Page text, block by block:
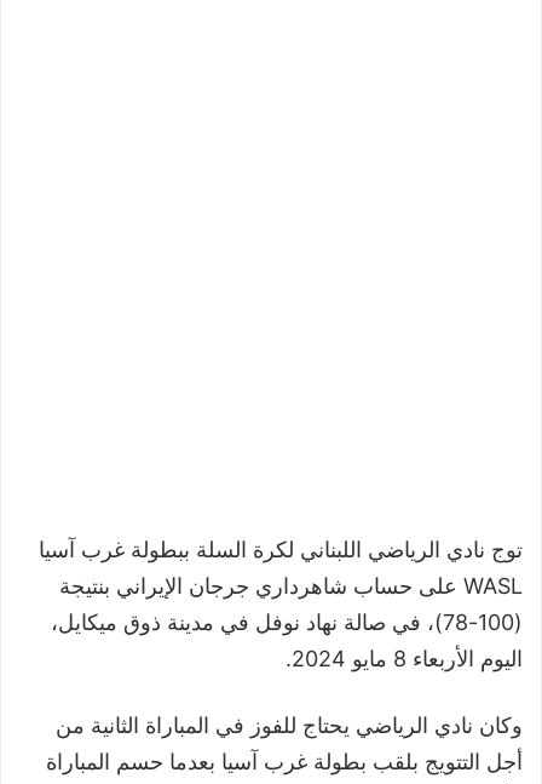
توج نادي الرياضي اللبناني لكرة السلة ببطولة غرب آسيا
WASL على حساب شاهرداري جرجان الإيراني بنتيجة
(100-78)، في صالة نهاد نوفل في مدينة ذوق ميكايل،
اليوم الأربعاء 8 مايو 2024.
وكان نادي الرياضي يحتاج للفوز في المباراة الثانية من
أجل التتويج بلقب بطولة غرب آسيا بعدما حسم المباراة